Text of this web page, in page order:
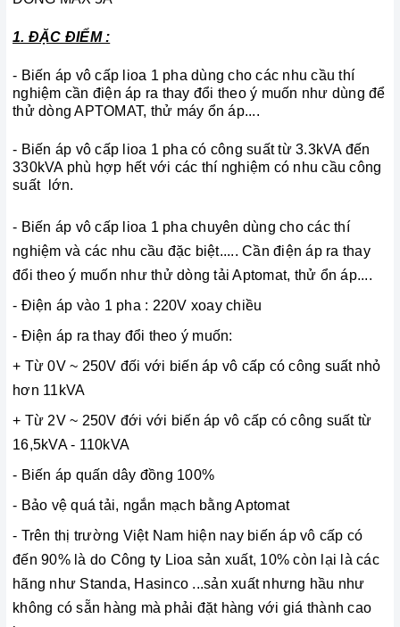
1. ĐẶC ĐIỂM :
- Biến áp vô cấp lioa 1 pha dùng cho các nhu cầu thí
nghiệm cần điện áp ra thay đổi theo ý muốn như dùng để
thử dòng APTOMAT, thử máy ổn áp....
- Biến áp vô cấp lioa 1 pha có công suất từ 3.3kVA đến
330kVA phù hợp hết với các thí nghiệm có nhu cầu công
suất lớn.
- Biến áp vô cấp lioa 1 pha chuyên dùng cho các thí
nghiệm và các nhu cầu đặc biệt..... Cần điện áp ra thay
đổi theo ý muốn như thử dòng tải Aptomat, thử ổn áp....
- Điện áp vào 1 pha : 220V xoay chiều
- Điện áp ra thay đổi theo ý muốn:
+ Từ 0V ~ 250V đối với biến áp vô cấp có công suất nhỏ
hơn 11kVA
+ Từ 2V ~ 250V đới với biến áp vô cấp có công suất từ
16,5kVA - 110kVA
- Biến áp quấn dây đồng 100%
- Bảo vệ quá tải, ngắn mạch bằng Aptomat
- Trên thị trường Việt Nam hiện nay biến áp vô cấp có
đến 90% là do Công ty Lioa sản xuất, 10% còn lại là các
hãng như Standa, Hasinco ...sản xuất nhưng hầu như
không có sẵn hàng mà phải đặt hàng với giá thành cao